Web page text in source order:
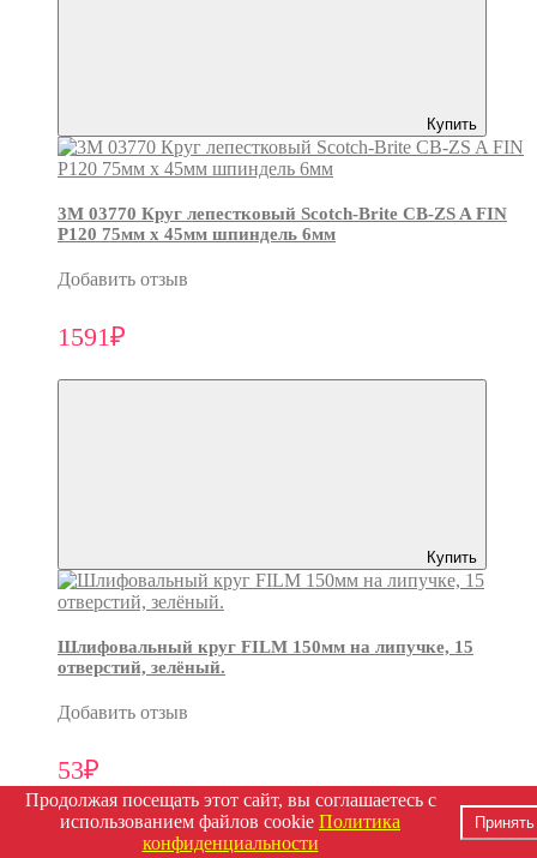
Купить
3М 03770 Круг лепестковый Scotch-Brite CB-ZS A FIN
P120 75мм х 45мм шпиндель 6мм
Добавить отзыв
1591₽
Купить
Шлифовальный круг FILM 150мм на липучке, 15
отверстий, зелёный.
Добавить отзыв
53₽
Продолжая посещать этот сайт, вы соглашаетесь с
использованием файлов cookie Политика
конфиденциальности
Принять